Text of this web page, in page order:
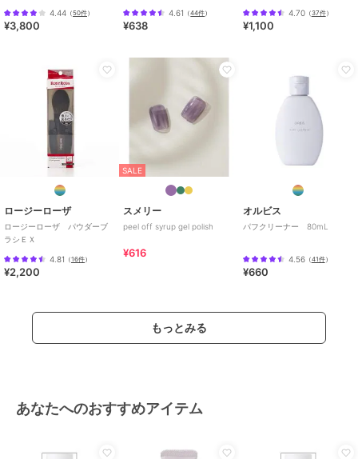
4.44 （50件）
¥3,800
4.61 （44件）
¥638
4.70（37件）
¥1,100
ロージーローザ
ロージーローザ パウダーブ
ラシＥＸ
4.81 （16件）
¥2,200
SALE
スメリー
peel off syrup gel polish
¥616
オルビス
パフクリーナー 80mL
4.56（41件）
¥660
もっとみる
あなたへのおすすめアイテム